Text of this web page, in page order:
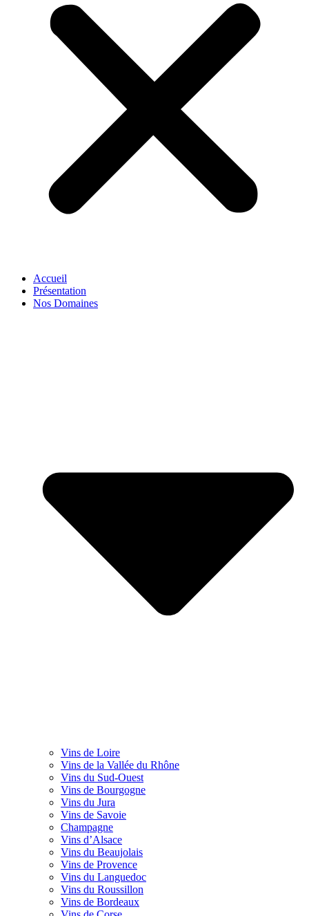
Accueil
Présentation
Nos Domaines
Vins de Loire
Vins de la Vallée du Rhône
Vins du Sud-Ouest
Vins de Bourgogne
Vins du Jura
Vins de Savoie
Champagne
Vins d’Alsace
Vins du Beaujolais
Vins de Provence
Vins du Languedoc
Vins du Roussillon
Vins de Bordeaux